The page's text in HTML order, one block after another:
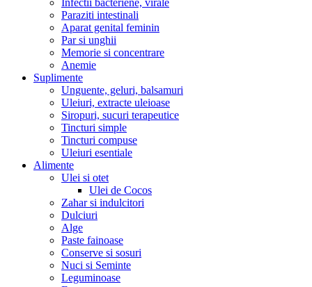
Infectii bacteriene, virale
Paraziti intestinali
Aparat genital feminin
Par si unghii
Memorie si concentrare
Anemie
Suplimente
Unguente, geluri, balsamuri
Uleiuri, extracte uleioase
Siropuri, sucuri terapeutice
Tincturi simple
Tincturi compuse
Uleiuri esentiale
Alimente
Ulei si otet
Ulei de Cocos
Zahar si indulcitori
Dulciuri
Alge
Paste fainoase
Conserve si sosuri
Nuci si Seminte
Leguminoase